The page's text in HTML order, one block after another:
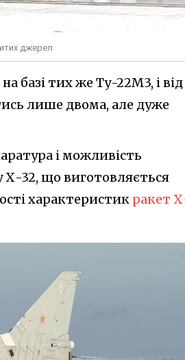
джерел
базі тих же Ту-22М3, і від
лише двома, але дуже
і можливість
Х-32, що виготовляється
характеристик ракет